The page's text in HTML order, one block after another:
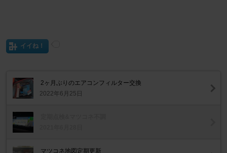
イイね！
2ヶ月ぶりのエアコンフィルター交換
2022年6月25日
マツコネ地図定期更新